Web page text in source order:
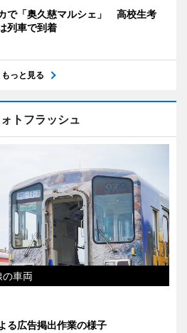
で「奥久慈マルシェ」 高校生考
列車で到着
もっと見る
トフラッシュ
車両
る広告掲出作業の様子